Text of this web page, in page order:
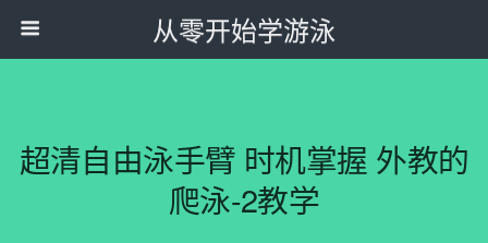
从零开始学游泳
超清自由泳手臂 时机掌握 外教的
爬泳-2教学